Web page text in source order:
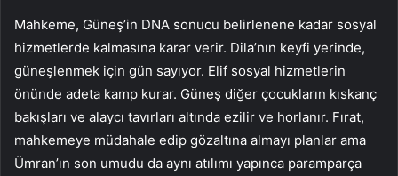
Mahkeme, Güneş’in DNA sonucu belirlenene kadar sosyal
hizmetlerde kalmasına karar verir. Dila’nın keyfi yerinde,
güneşlenmek için gün sayıyor. Elif sosyal hizmetlerin
önünde adeta kamp kurar. Güneş diğer çocukların kıskanç
bakışları ve alaycı tavırları altında ezilir ve horlanır. Fırat,
mahkemeye müdahale edip gözaltına almayı planlar ama
Ümran’ın son umudu da aynı atılımı yapınca paramparça